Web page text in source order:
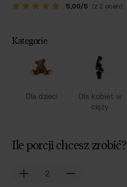
5,00/5 (z 2 ocen)
Kategorie
Dla dzieci
Dla kobiet w
ciąży
Ile porcji chcesz zrobić?